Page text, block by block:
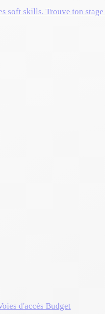
soft skills. Trouve ton
d'accès Budget